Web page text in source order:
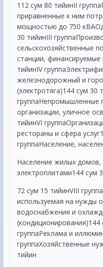
112 сум 80 тийинII
приравненные к ним
мощностью до 750
30 тийинIII
сельскохозяйственные
станции,
тийинIV
железнодорожный и
(электротяга)144 сум 30
группаНепромышленные
организации, уличное
тийинVI
рестораны и сфера
группаНаселение,
Население жилых
электроплитами144 сум
72 сум 15 тийинVIII
используемая на нужды
водоснабжения и
(кондиционирования)144
группаРеклама и
группаХозяйственные
тийин